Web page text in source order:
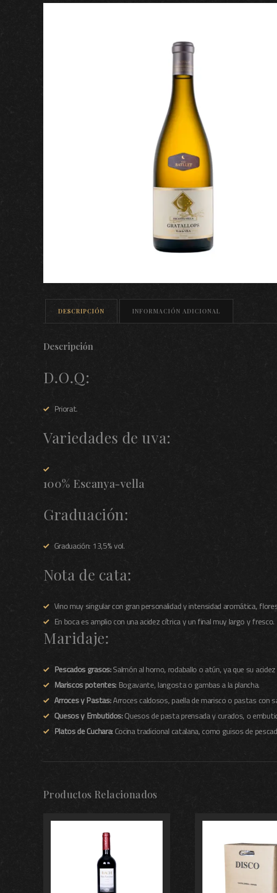
DESCRIPCIÓN INFORMACIÓN ADICIONAL
Descripción
D.O.Q:
Priorat.
Variedades de uva:
100% Escanya-vella
Graduación:
Graduación: 13,5% vol.
Nota de cata:
Vino muy singular con gran personalidad y intensidad aromática,
En boca es amplio con una acidez cítrica y un final muy largo y
Maridaje:
Pescados grasos:Salmón al horno, rodaballo o atún, ya que su acidez
Mariscos potentes:Bogavante, langosta o gambas a la plancha.
Arroces y Pastas:Arroces caldosos, paella de marisco o pastas con
Quesos y Embutidos:Quesos de pasta prensada y curados, o
Platos de Cuchara:Cocina tradicional catalana, como guisos de
Productos Relacionados